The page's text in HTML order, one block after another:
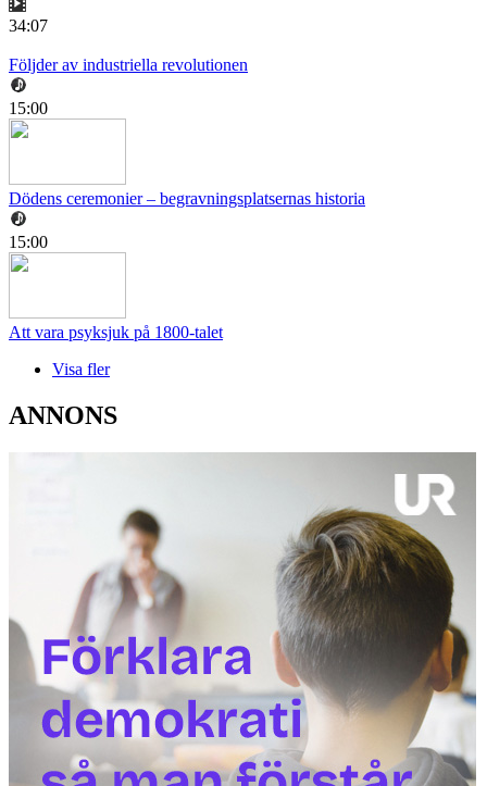
34:07
Följder av industriella revolutionen
15:00
Dödens ceremonier – begravningsplatsernas historia
15:00
Att vara psyksjuk på 1800-talet
Visa fler
ANNONS